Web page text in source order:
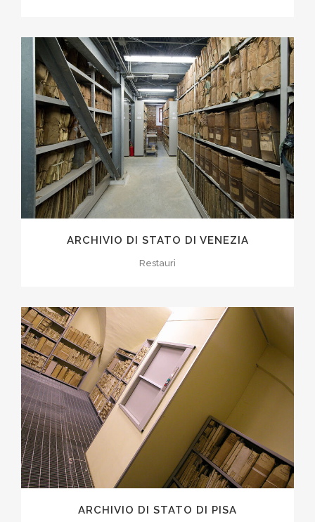
ARCHIVIO DI STATO DI VENEZIA
Restauri
ARCHIVIO DI STATO DI PISA